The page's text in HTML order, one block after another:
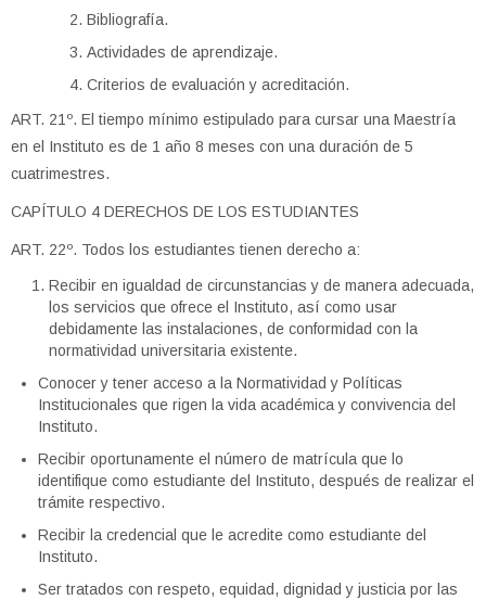
Bibliografía.
Actividades de aprendizaje.
Criterios de evaluación y acreditación.
ART. 21º. El tiempo mínimo estipulado para cursar una Maestría
en el Instituto es de 1 año 8 meses con una duración de 5
cuatrimestres.
CAPÍTULO 4 DERECHOS DE LOS ESTUDIANTES
ART. 22º. Todos los estudiantes tienen derecho a:
Recibir en igualdad de circunstancias y de manera adecuada,
los servicios que ofrece el Instituto, así como usar
debidamente las instalaciones, de conformidad con la
normatividad universitaria existente.
Conocer y tener acceso a la Normatividad y Políticas
Institucionales que rigen la vida académica y convivencia del
Instituto.
Recibir oportunamente el número de matrícula que lo
identifique como estudiante del Instituto, después de realizar el
trámite respectivo.
Recibir la credencial que le acredite como estudiante del
Instituto.
Ser tratados con respeto, equidad, dignidad y justicia por las